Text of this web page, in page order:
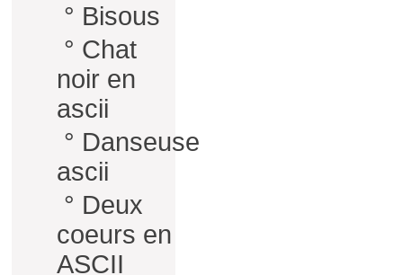
° Bisous
° Chat
noir en
ascii
° Danseuse
ascii
° Deux
coeurs en
ASCII